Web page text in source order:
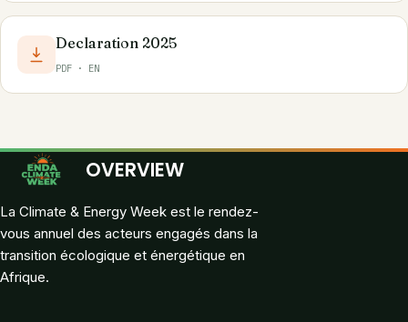
Declaration 2025
PDF · EN
OVERVIEW
La Climate & Energy Week est le rendez-
vous annuel des acteurs engagés dans la
transition écologique et énergétique en
Afrique.